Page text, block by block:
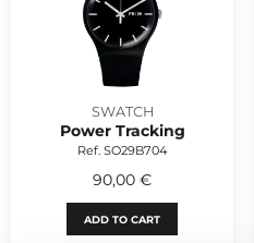
SWATCH
Power Tracking
Ref. SO29B704
90,00 €
ADD TO CART